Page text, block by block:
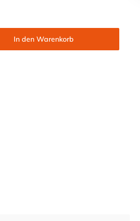
In den Warenkorb